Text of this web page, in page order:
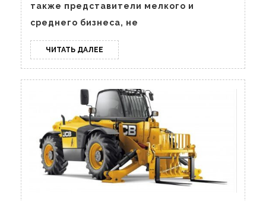
также представители мелкого и
среднего бизнеса, не
ЧИТАТЬ ДАЛЕЕ ЧИТАТЬ
ДАЛЕЕ